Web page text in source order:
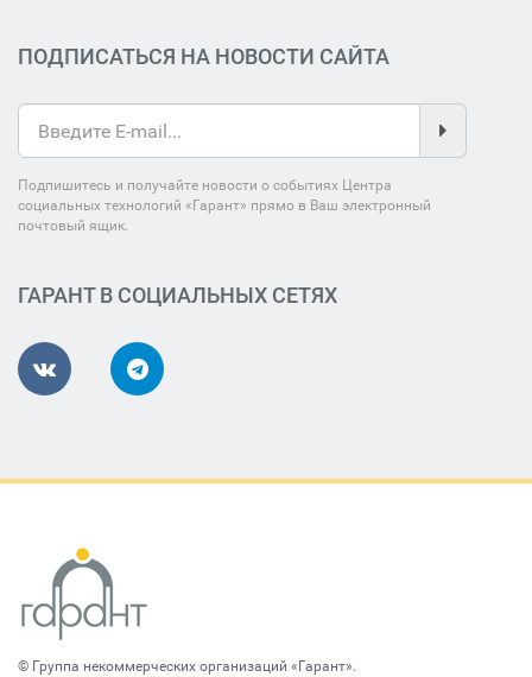
ПОДПИСАТЬСЯ НА НОВОСТИ САЙТА
Подпишитесь и получайте новости о событиях Центра
социальных технологий «Гарант» прямо в Ваш электронный
почтовый ящик.
ГАРАНТ В СОЦИАЛЬНЫХ СЕТЯХ
© Группа некоммерческих организаций «Гарант».